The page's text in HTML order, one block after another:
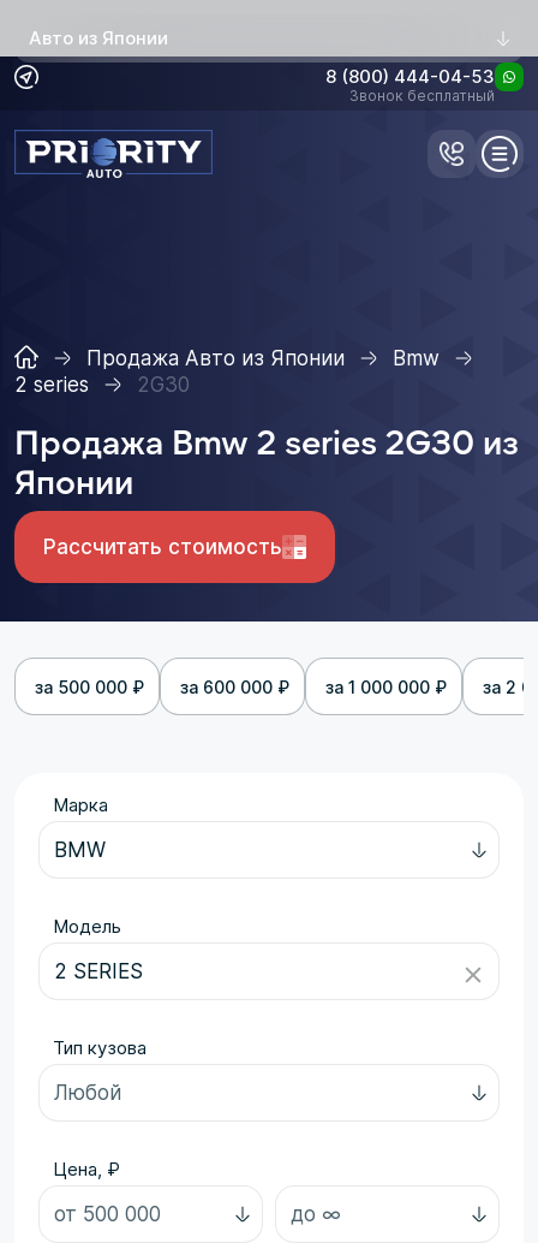
Авто из Японии
8 (800) 444-04-53
Звонок бесплатный
Продажа Авто из Японии
Bmw
2 series
2G30
Продажа Bmw 2 series 2G30 из
Японии
Рассчитать стоимость
за 500 000 ₽ за 600 000 ₽ за 1 000 000 ₽ за 2
Марка
Модель
Тип кузова
Цена, ₽